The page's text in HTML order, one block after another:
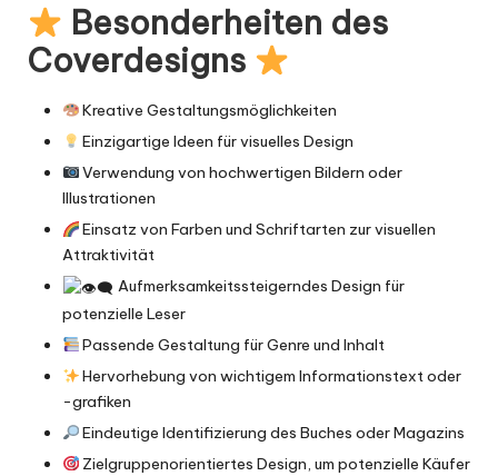
Besonderheiten des
Coverdesigns
Kreative Gestaltungsmöglichkeiten
Einzigartige Ideen für visuelles Design
Verwendung von hochwertigen Bildern oder
Illustrationen
Einsatz von Farben und Schriftarten zur visuellen
Attraktivität
Aufmerksamkeitssteigerndes Design für
potenzielle Leser
Passende Gestaltung für Genre und Inhalt
Hervorhebung von wichtigem Informationstext oder
-grafiken
Eindeutige Identifizierung des Buches oder Magazins
Zielgruppenorientiertes Design, um potenzielle Käufer